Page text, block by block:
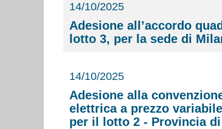
14/10/2025
Adesione all’accordo
lotto 3, per la sede di
14/10/2025
Adesione alla
elettrica a prezzo
per il lotto 2 - Provincia